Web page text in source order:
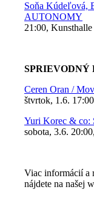
Soňa Kúdeľová,
AUTONOMY
21:00,
SPRIEVODNÝ
Ceren Oran /
štvrtok, 1.6.
Yuri Korec &
sobota, 3.6.
Viac informácií a
nájdete na našej